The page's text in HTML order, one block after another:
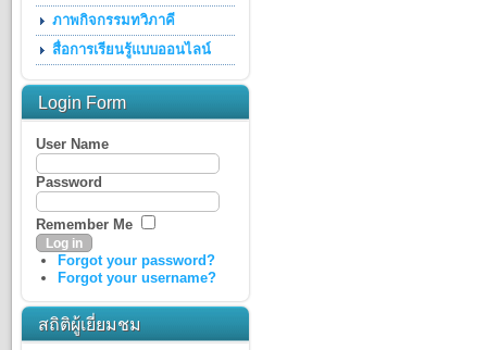
ภาพกิจกรรมทวิภาคี
สื่อการเรียนรู้แบบออนไลน์
Login Form
User Name
Password
Remember Me
Forgot your password?
Forgot your username?
สถิติผู้เยี่ยมชม